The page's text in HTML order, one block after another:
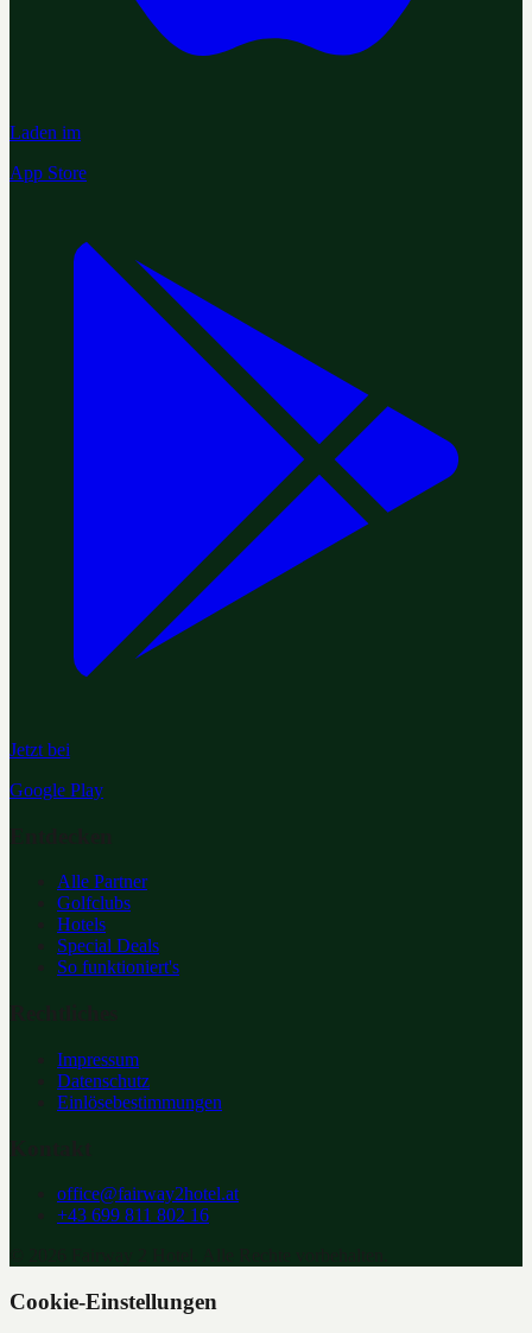
Laden im
App Store
Jetzt bei
Google Play
Alle Partner
Golfclubs
Hotels
Special Deals
So funktioniert's
Impressum
Datenschutz
Einlösebestimmungen
office@fairway2hotel.at
+43 699 811 802 16
Cookie-Einstellungen